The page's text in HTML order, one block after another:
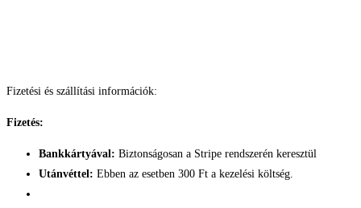
Fizetési és szállítási információk:
Fizetés:
Bankkártyával: Biztonságosan a Stripe rendszerén keresztül
Utánvéttel: Ebben az esetben 300 Ft a kezelési költség.